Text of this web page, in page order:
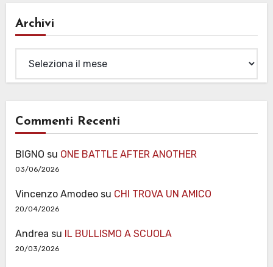
Archivi
Commenti Recenti
BIGNO su ONE BATTLE AFTER ANOTHER
03/06/2026
Vincenzo Amodeosu CHI TROVA UN AMICO
20/04/2026
Andrea su IL BULLISMO A SCUOLA
20/03/2026